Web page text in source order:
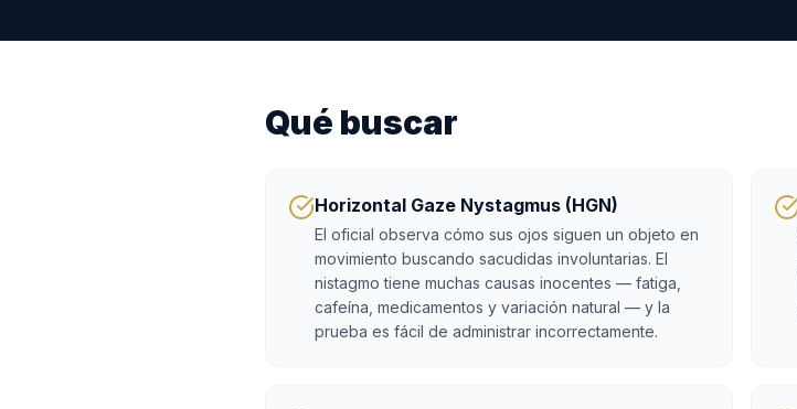
Qué buscar
Horizontal Gaze Nystagmus (HGN)
El oficial observa cómo sus ojos siguen un objeto en
movimiento buscando sacudidas involuntarias. El
nistagmo tiene muchas causas inocentes — fatiga,
cafeína, medicamentos y variación natural — y la
prueba es fácil de administrar incorrectamente.